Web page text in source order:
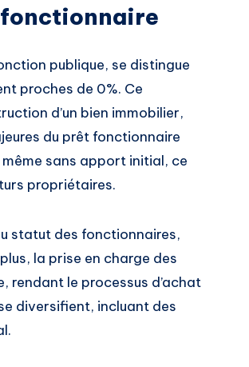
publique, se distingue
proches de 0%. Ce
d’un bien immobilier,
du prêt fonctionnaire
sans apport initial, ce
propriétaires.
statut des fonctionnaires,
la prise en charge des
rendant le processus d’achat
diversifient, incluant des